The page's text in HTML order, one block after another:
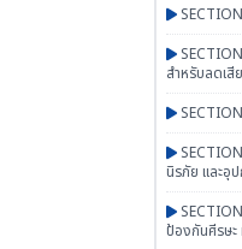
สำหรับลดเสี
นิรภัย และอุ
ป้องกันศีรษ